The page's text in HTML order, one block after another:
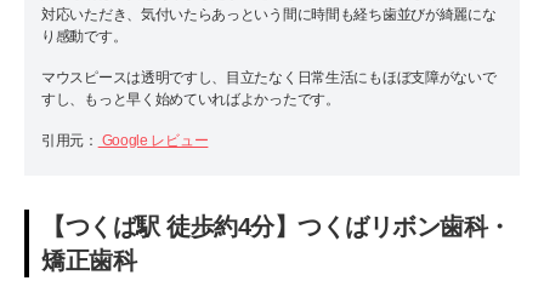
対応いただき、気付いたらあっという間に時間も経ち歯並びが綺麗にな
り感動です。
マウスピースは透明ですし、目立たなく日常生活にもほぼ支障がないで
すし、もっと早く始めていればよかったです。
引用元： Google レビュー
【つくば駅 徒歩約4分】つくばリボン歯科・
矯正歯科